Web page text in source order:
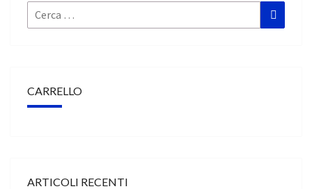
Cerca: Cerca
CARRELLO
ARTICOLI RECENTI